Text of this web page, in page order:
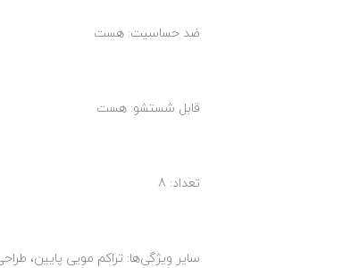
ضد حساسیت: هست
قابل شستشو: هست
تعداد: 8
سایر ویژگی‌ها: تراکم مویی پایین،